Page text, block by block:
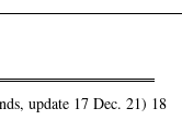
update 17 Dec. 21) 18